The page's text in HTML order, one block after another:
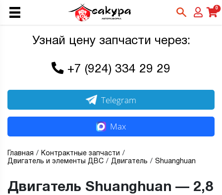
0
Узнай цену запчасти через:
+7 (924) 334 29 29
Telegram
Max
Главная
Контрактные запчасти
Двигатель и элементы ДВС
Двигатель Shuanghuan
Двигатель Shuanghuan — 2,8